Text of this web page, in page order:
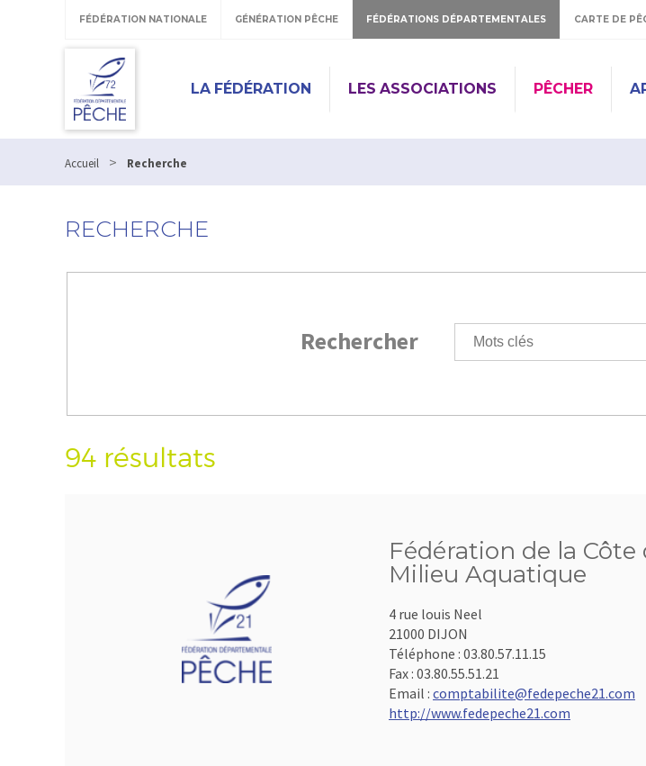
FÉDÉRATION NATIONALE GÉNÉRATION PÊCHE FÉDÉRATIONS DÉPARTEMENTALES CARTE DE
LA FÉDÉRATION LES ASSOCIATIONS PÊCHER
Accueil > Recherche
RECHERCHE
Rechercher
94 résultats
Fédération de la
Milieu Aquatique
4 rue louis Neel
21000 DIJON
Téléphone : 03.80.57.11.15
Fax : 03.80.55.51.21
Email : comptabilite@fedepeche21.com
http://www.fedepeche21.com